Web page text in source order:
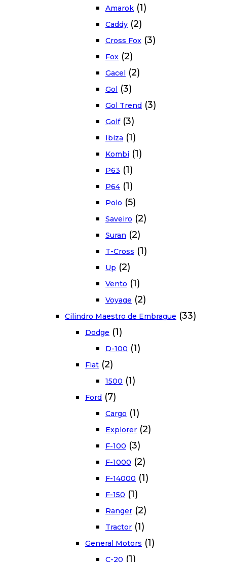
Amarok (1)
Caddy (2)
Cross Fox (3)
Fox (2)
Gacel (2)
Gol (3)
Gol Trend (3)
Golf (3)
Ibiza (1)
Kombi (1)
P63 (1)
P64 (1)
Polo (5)
Saveiro (2)
Suran (2)
T-Cross (1)
Up (2)
Vento (1)
Voyage (2)
Cilindro Maestro de Embrague (33)
Dodge (1)
D-100 (1)
Fiat (2)
1500 (1)
Ford (7)
Cargo (1)
Explorer (2)
F-100 (3)
F-1000 (2)
F-14000 (1)
F-150 (1)
Ranger (2)
Tractor (1)
General Motors (1)
C-20 (1)